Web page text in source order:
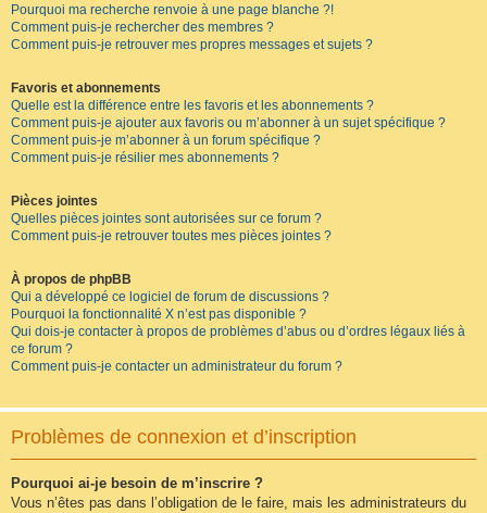
Pourquoi ma recherche renvoie à une page blanche ?!
Comment puis-je rechercher des membres ?
Comment puis-je retrouver mes propres messages et sujets ?
Favoris et abonnements
Quelle est la différence entre les favoris et les abonnements ?
Comment puis-je ajouter aux favoris ou m’abonner à un sujet spécifique ?
Comment puis-je m’abonner à un forum spécifique ?
Comment puis-je résilier mes abonnements ?
Pièces jointes
Quelles pièces jointes sont autorisées sur ce forum ?
Comment puis-je retrouver toutes mes pièces jointes ?
À propos de phpBB
Qui a développé ce logiciel de forum de discussions ?
Pourquoi la fonctionnalité X n’est pas disponible ?
Qui dois-je contacter à propos de problèmes d’abus ou d’ordres légaux liés à
ce forum ?
Comment puis-je contacter un administrateur du forum ?
Problèmes de connexion et d’inscription
Pourquoi ai-je besoin de m’inscrire ?
Vous n’êtes pas dans l’obligation de le faire, mais les administrateurs du